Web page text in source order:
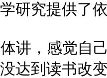
研究提供了
讲，感觉自
达到读书改